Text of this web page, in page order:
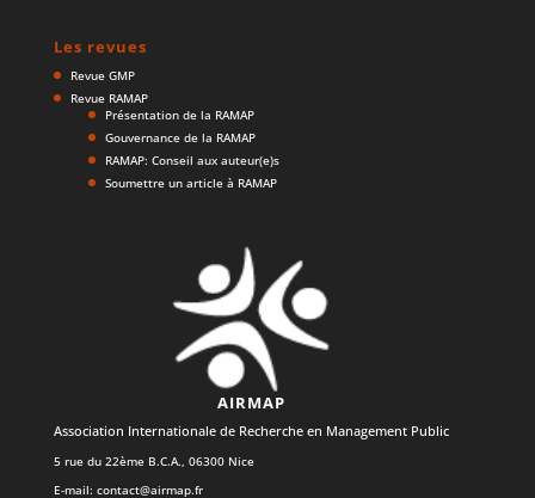
Les revues
Revue GMP
Revue RAMAP
Présentation de la RAMAP
Gouvernance de la RAMAP
RAMAP: Conseil aux auteur(e)s
Soumettre un article à RAMAP
AIRMAP
Association Internationale de Recherche en Management Public
5 rue du 22ème B.C.A., 06300 Nice
E-mail: contact@airmap.fr